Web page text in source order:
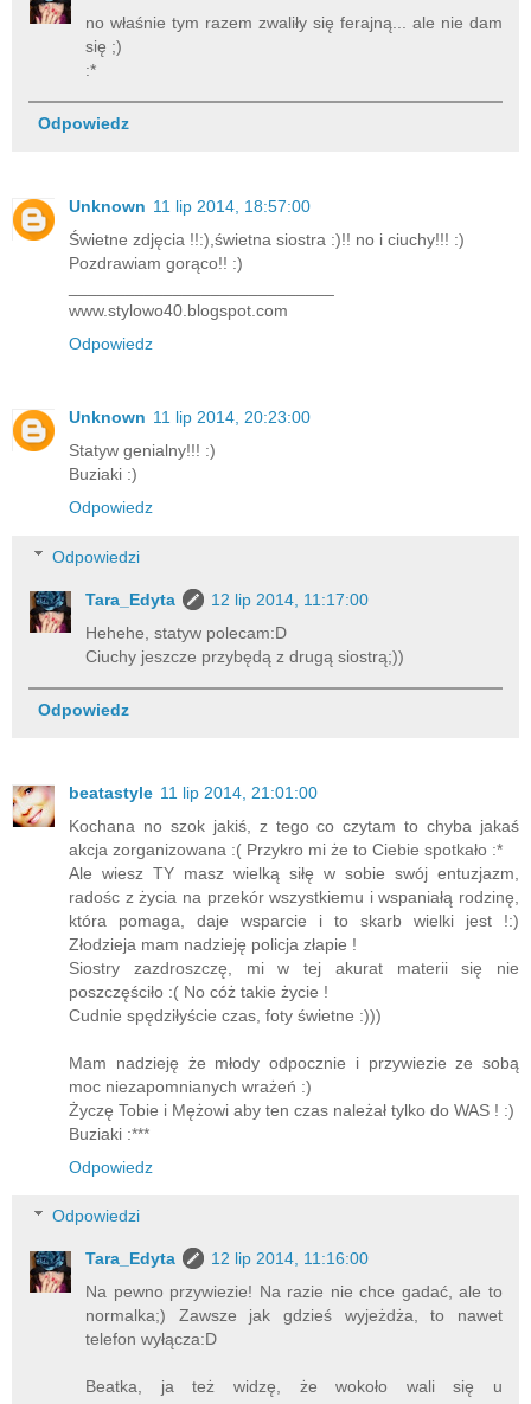
no właśnie tym razem zwaliły się ferajną... ale nie dam
się ;)
:*
Odpowiedz
Unknown 11 lip 2014, 18:57:00
Świetne zdjęcia !!:),świetna siostra :)!! no i ciuchy!!! :)
Pozdrawiam gorąco!! :)
www.stylowo40.blogspot.com
Odpowiedz
Unknown 11 lip 2014, 20:23:00
Statyw genialny!!! :)
Buziaki :)
Odpowiedz
Odpowiedzi
Tara_Edyta
12 lip 2014, 11:17:00
Hehehe, statyw polecam:D
Ciuchy jeszcze przybędą z drugą siostrą;))
Odpowiedz
beatastyle 11 lip 2014, 21:01:00
Kochana no szok jakiś, z tego co czytam to chyba jakaś
akcja zorganizowana :( Przykro mi że to Ciebie spotkało :*
Ale wiesz TY masz wielką siłę w sobie swój entuzjazm,
radośc z życia na przekór wszystkiemu i wspaniałą rodzinę,
która pomaga, daje wsparcie i to skarb wielki jest !:)
Złodzieja mam nadzieję policja złapie !
Siostry zazdroszczę, mi w tej akurat materii się nie
poszczęściło :( No cóż takie życie !
Cudnie spędziłyście czas, foty świetne :)))
Mam nadzieję że młody odpocznie i przywiezie ze sobą
moc niezapomnianych wrażeń :)
Życzę Tobie i Mężowi aby ten czas należał tylko do WAS ! :)
Buziaki :***
Odpowiedz
Odpowiedzi
Tara_Edyta
12 lip 2014, 11:16:00
Na pewno przywiezie! Na razie nie chce gadać, ale to
normalka;) Zawsze jak gdzieś wyjeżdża, to nawet
telefon wyłącza:D
Beatka, ja też widzę, że wokoło wali się u